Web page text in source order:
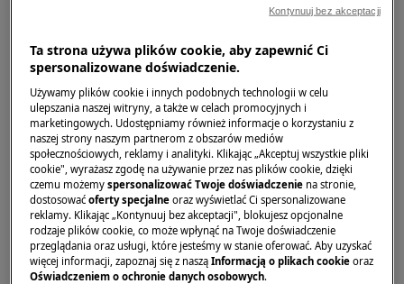
Zacznij od zdjęcia paneli bocznych, aby uzyskać
dostęp do wszystkich różnych części pralki.
Odkręć śruby mocujące prawy lub lewy panel
boczny (patrząc od przodu) do panelu tylnego.
Ta strona używa plików cookie, aby zapewnić Ci
spersonalizowane doświadczenie.
Używamy plików cookie i innych podobnych technologii w celu
ulepszania naszej witryny, a także w celach promocyjnych i
marketingowych. Udostępniamy również informacje o korzystaniu z
naszej strony naszym partnerom z obszarów mediów
społecznościowych, reklamy i analityki. Klikając „Akceptuj wszystkie pliki
cookie", wyrażasz zgodę na używanie przez nas plików cookie, dzięki
czemu możemyspersonalizować Twoje doświadczenie na stronie,
dostosowaćoferty specjalne oraz wyświetlać Ci spersonalizowane
reklamy. Klikając „Kontynuuj bez akceptacji", blokujesz opcjonalne
rodzaje plików cookie, co może wpłynąć na Twoje doświadczenie
przeglądania oraz usługi, które jesteśmy w stanie oferować. Aby uzyskać
więcej informacji, zapoznaj się z nasząInformacją o plikach cookie oraz
Oświadczeniem o ochronie danych osobowych.
Kontynuuj bez akceptacji